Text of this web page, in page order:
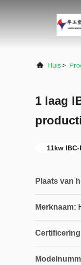
Huis>
1 laag
11kw
Plaats van
Merknaam: